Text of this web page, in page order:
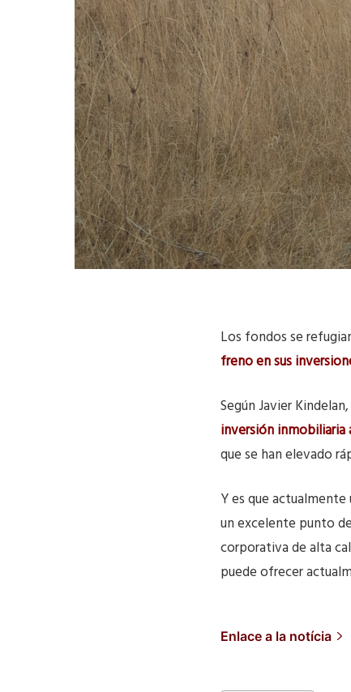
Los fondos se
freno en sus
Según Javier
inversión inmobiliaria
que se han elevado
Y es que actualmente
un excelente punto
corporativa de alta
puede ofrecer
Enlace a la notícia